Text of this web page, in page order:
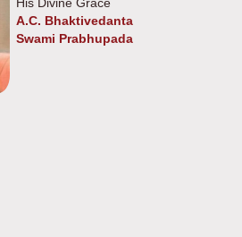
A.C. Bhaktivedanta
Swami Prabhupada